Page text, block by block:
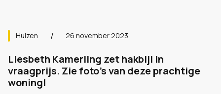
Huizen 26 november 2023
Liesbeth Kamerling zet hakbijl in
vraagprijs. Zie foto's van deze prachtige
woning!